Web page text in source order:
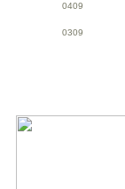
0409
0309